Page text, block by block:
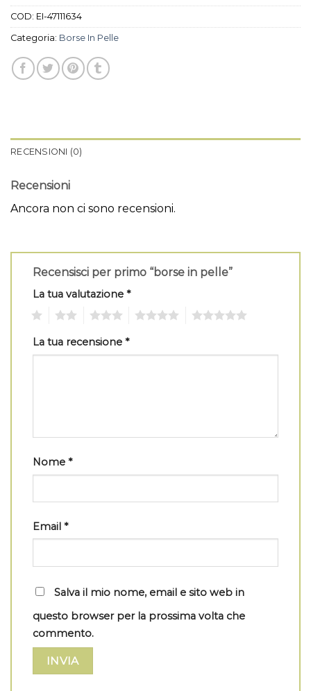
COD: EI-47111634
Categoria: Borse In Pelle
RECENSIONI (0)
Recensioni
Ancora non ci sono recensioni.
Recensisci per primo “borse in pelle”
La tua valutazione *
La tua recensione *
Nome *
Email *
Salva il mio nome, email e sito web in
questo browser per la prossima volta che
commento.